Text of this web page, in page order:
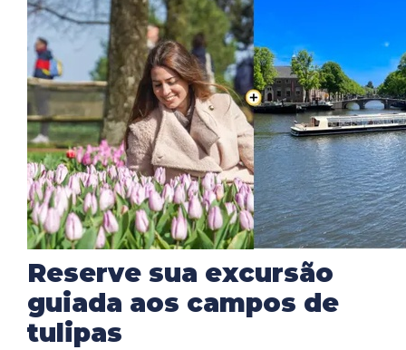
Reserve sua excursão
guiada aos campos de
tulipas